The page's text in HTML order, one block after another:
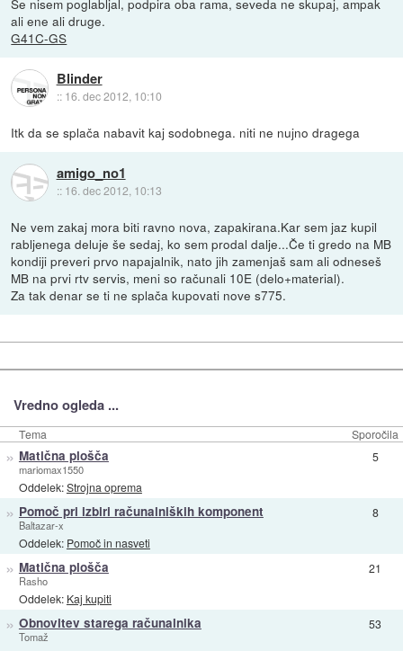
ali ene ali druge.
G41C-GS
Blinder
:: 16. dec 2012, 10:10
Itk da se splača nabavit kaj sodobnega. niti ne nujno dragega
amigo_no1
:: 16. dec 2012, 10:13
Ne vem zakaj mora biti ravno nova, zapakirana.Kar sem jaz kupil
rabljenega deluje še sedaj, ko sem prodal dalje...Če ti gredo na MB
kondiji preveri prvo napajalnik, nato jih zamenjaš sam ali odneseš
MB na prvi rtv servis, meni so računali 10E (delo+material).
Za tak denar se ti ne splača kupovati nove s775.
Vredno ogleda ...
Tema Sporočila
» Matična plošča
mariomax1550
Oddelek:Strojna oprema
5
» Pomoč pri izbiri računalniških komponent
Baltazar-x
Oddelek: Pomoč in nasveti
8
» Matična plošča
Rasho
Oddelek: Kaj kupiti
21
» Obnovitev starega računalnika
Tomaž
53